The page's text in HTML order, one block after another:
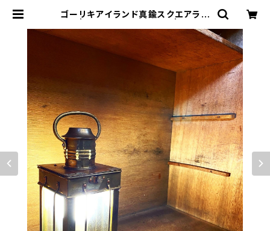
ゴーリキアイランド真鍮スクエアラン
神楽坂のリサイクルショップ・古着